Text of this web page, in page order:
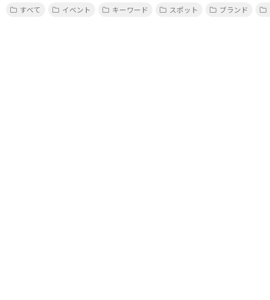
すべて
イベント キーワード スポット ブランド